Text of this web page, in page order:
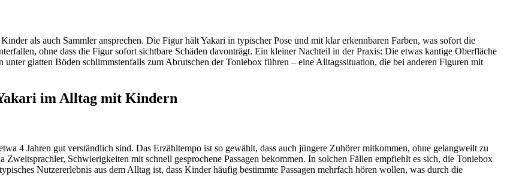
als auch Sammler ansprechen. Die Figur hält Yakari in typischer Pose und mit klar erkennbaren Farben, was sofort die
ohne dass die Figur sofort sichtbare Schäden davonträgt. Ein kleiner Nachteil in der Praxis: Die etwas kantige Oberfläche
glatten Böden schlimmstenfalls zum Abrutschen der Toniebox führen – eine Alltagssituation, die bei anderen Figuren mit
im Alltag mit Kindern
4 Jahren gut verständlich sind. Das Erzähltempo ist so gewählt, dass auch jüngere Zuhörer mitkommen, ohne gelangweilt zu
Schwierigkeiten mit schnell gesprochene Passagen bekommen. In solchen Fällen empfiehlt es sich, die Toniebox
Nutzererlebnis aus dem Alltag ist, dass Kinder häufig bestimmte Passagen mehrfach hören wollen, was durch die